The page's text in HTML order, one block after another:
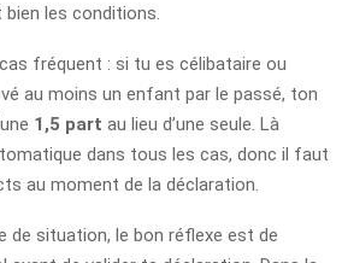
les conditions.
fréquent : si tu es célibataire ou
au moins un enfant par le passé, ton
1,5 part au lieu d’une seule. Là
dans tous les cas, donc il faut
au moment de la déclaration.
de situation, le bon réflexe est de